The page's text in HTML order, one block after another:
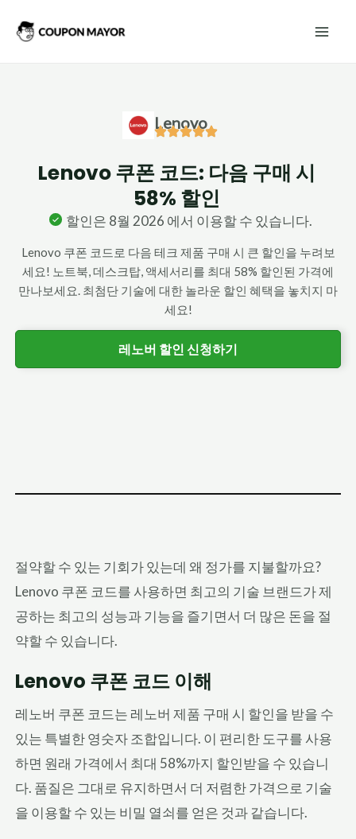
Lenovo
Lenovo 쿠폰 코드: 다음 구매 시
58% 할인
할인은 8월 2026 에서 이용할 수 있습니다.
Lenovo 쿠폰 코드로 다음 테크 제품 구매 시 큰 할인을 누려보
세요! 노트북, 데스크탑, 액세서리를 최대 58% 할인된 가격에
만나보세요. 최첨단 기술에 대한 놀라운 할인 혜택을 놓치지 마
세요!
레노버 할인 신청하기
절약할 수 있는 기회가 있는데 왜 정가를 지불할까요?
Lenovo 쿠폰 코드를 사용하면 최고의 기술 브랜드가 제
공하는 최고의 성능과 기능을 즐기면서 더 많은 돈을 절
약할 수 있습니다.
Lenovo 쿠폰 코드 이해
레노버 쿠폰 코드는 레노버 제품 구매 시 할인을 받을 수
있는 특별한 영숫자 조합입니다. 이 편리한 도구를 사용
하면 원래 가격에서 최대 58%까지 할인받을 수 있습니
다. 품질은 그대로 유지하면서 더 저렴한 가격으로 기술
을 이용할 수 있는 비밀 열쇠를 얻은 것과 같습니다.